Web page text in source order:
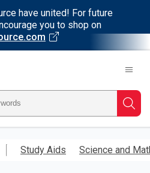
have united! For future
you to shop on
Study Aids Science and